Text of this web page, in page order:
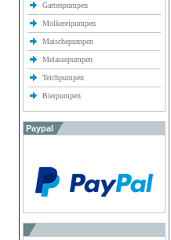
Gartenpumpen
Molkereipumpen
Maischepumpen
Melassepumpen
Teichpumpen
Bierpumpen
Paypal